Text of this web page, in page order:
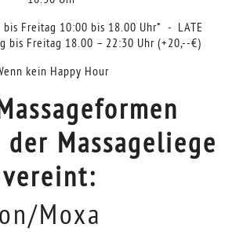
bis Freitag 10:00 bis 18.00 Uhr* - LATE
bis Freitag 18.00 – 22:30 Uhr (+20,--€)
kein Happy Hour
Massageliege
vereint:
Moxa